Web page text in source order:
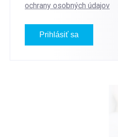
ochrany osobných údajov
Prihlásiť sa